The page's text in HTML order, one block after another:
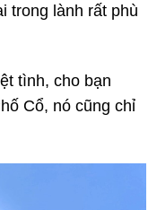
trong lành rất phù
tình, cho bạn
Cổ, nó cũng chỉ